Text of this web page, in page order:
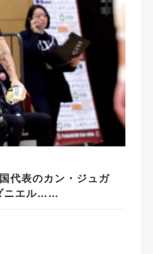
代表のカン・ジュガ
ニエル……